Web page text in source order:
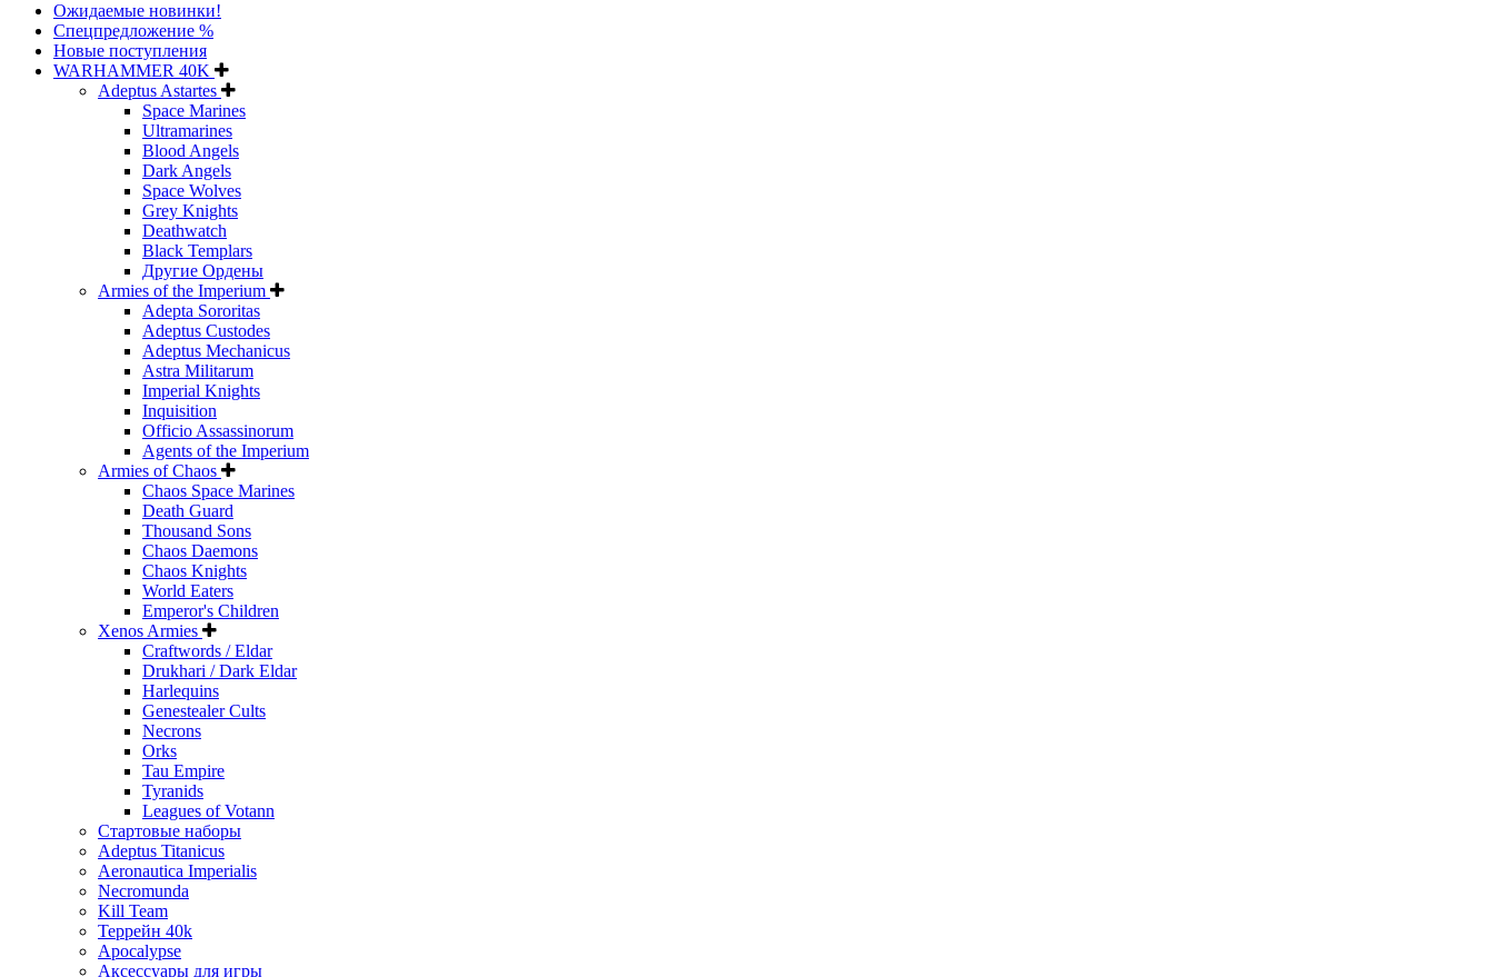
Ожидаемые новинки!
Спецпредложение %
Новые поступления
WARHAMMER 40K
Adeptus Astartes
Space Marines
Ultramarines
Blood Angels
Dark Angels
Space Wolves
Grey Knights
Deathwatch
Black Templars
Другие Ордены
Armies of the Imperium
Adepta Sororitas
Adeptus Custodes
Adeptus Mechanicus
Astra Militarum
Imperial Knights
Inquisition
Officio Assassinorum
Agents of the Imperium
Armies of Chaos
Chaos Space Marines
Death Guard
Thousand Sons
Chaos Daemons
Chaos Knights
World Eaters
Emperor's Children
Xenos Armies
Craftwords / Eldar
Drukhari / Dark Eldar
Harlequins
Genestealer Cults
Necrons
Orks
Tau Empire
Tyranids
Leagues of Votann
Стартовые наборы
Adeptus Titanicus
Aeronautica Imperialis
Necromunda
Kill Team
Террейн 40k
Apocalypse
Аксессуары для игры